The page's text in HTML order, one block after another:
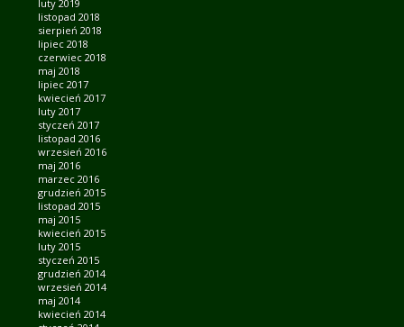
luty 2019
listopad 2018
sierpień 2018
lipiec 2018
czerwiec 2018
maj 2018
lipiec 2017
kwiecień 2017
luty 2017
styczeń 2017
listopad 2016
wrzesień 2016
maj 2016
marzec 2016
grudzień 2015
listopad 2015
maj 2015
kwiecień 2015
luty 2015
styczeń 2015
grudzień 2014
wrzesień 2014
maj 2014
kwiecień 2014